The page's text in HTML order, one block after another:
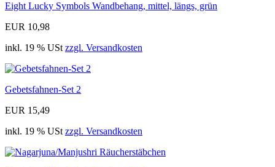
Eight Lucky Symbols Wandbehang, mittel, längs, grün
EUR 10,98
inkl. 19 % USt zzgl. Versandkosten
Gebetsfahnen-Set 2
EUR 15,49
inkl. 19 % USt zzgl. Versandkosten